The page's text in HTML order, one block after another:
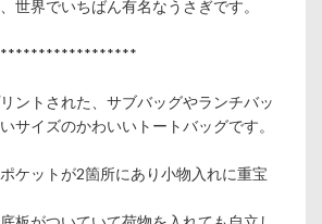
世界でいちばん有名なうさぎです。
ントされた、サブバッグやランチバッ
サイズのかわいいトートバッグです。
ケットが2箇所にあり小物入れに重宝